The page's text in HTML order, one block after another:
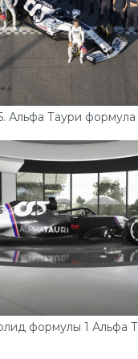
Альфа Таури формула
формулы 1 Альфа